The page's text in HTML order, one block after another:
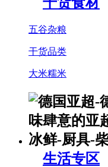
五谷杂粮
干货品类
大米糯米
生活专区